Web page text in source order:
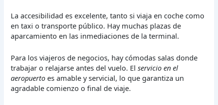
La accesibilidad es excelente, tanto si viaja en coche como
en taxi o transporte público. Hay muchas plazas de
aparcamiento en las inmediaciones de la terminal.
Para los viajeros de negocios, hay cómodas salas donde
trabajar o relajarse antes del vuelo. Elservicio en el
aeropuerto es amable y servicial, lo que garantiza un
agradable comienzo o final de viaje.